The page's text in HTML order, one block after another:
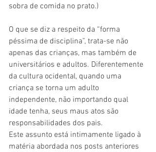
sobra de comida no prato.)
O que se diz a respeito da “forma
péssima de disciplina”, trata-se não
apenas das crianças, mas também de
universitários e adultos. Diferentemente
da cultura ocidental, quando uma
criança se torna um adulto
independente, não importando qual
idade tenha, seus maus atos são
responsabilidades dos pais.
Este assunto está intimamente ligado à
matéria abordada nos posts anteriores